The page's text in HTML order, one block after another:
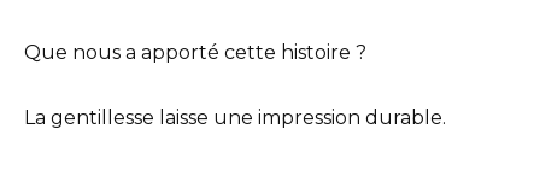
Que nous a apporté cette histoire ?
La gentillesse laisse une impression durable.